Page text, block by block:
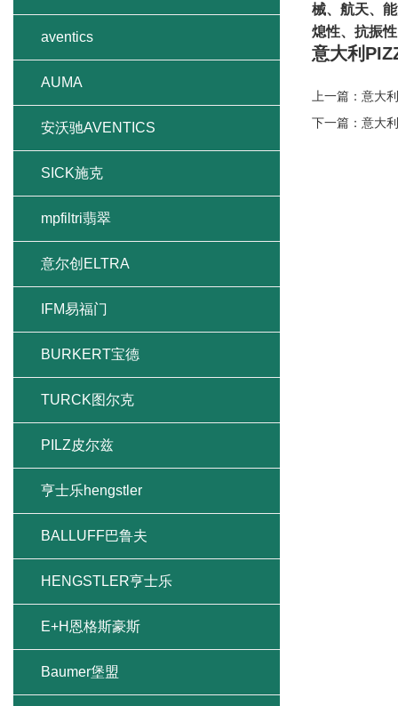
械、航天、
熄性、抗振
意大利
上一篇： 意大
下一篇： 意大
aventics
AUMA
安沃驰AVENTICS
SICK施克
mpfiltri翡翠
意尔创ELTRA
IFM易福门
BURKERT宝德
TURCK图尔克
PILZ皮尔兹
亨士乐hengstler
BALLUFF巴鲁夫
HENGSTLER亨士乐
E+H恩格斯豪斯
Baumer堡盟